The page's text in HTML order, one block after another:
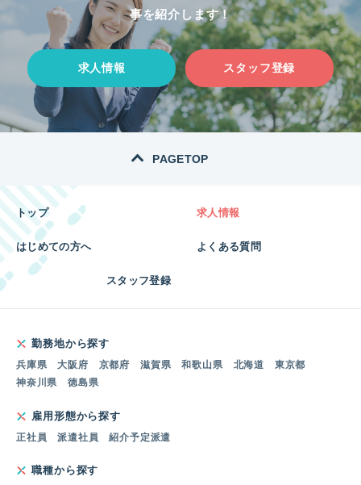
事を紹介します！
求人情報 スタッフ登録
PAGETOP
トップ 求人情報
はじめての方へ よくある質問
スタッフ登録
勤務地から探す
兵庫県 大阪府 京都府 滋賀県 和歌山県 北海道
東京都
神奈川県
徳島県
雇用形態から探す
正社員 派遣社員 紹介予定派遣
職種から探す